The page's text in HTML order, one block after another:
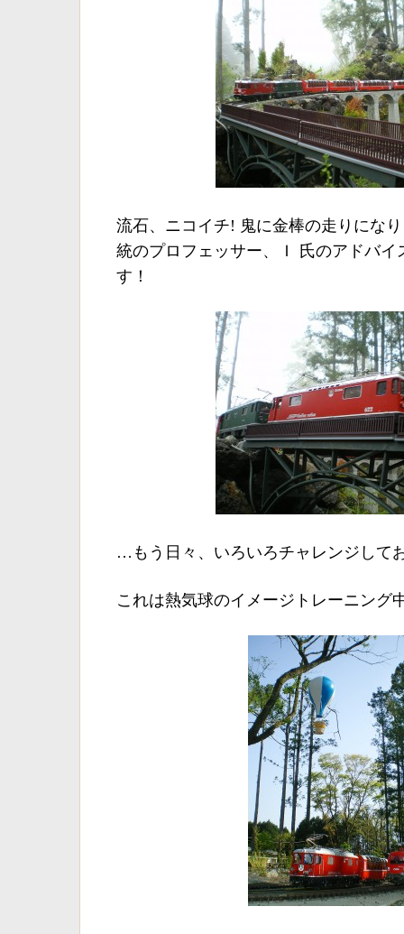
流石、ニコイチ! 鬼に金棒の走りにな
統のプロフェッサー、Ｉ 氏のアドバイ
す！
…もう日々、いろいろチャレンジして
これは熱気球のイメージトレーニング